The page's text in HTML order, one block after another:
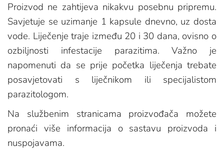
Proizvod ne zahtijeva nikakvu posebnu pripremu.
Savjetuje se uzimanje 1 kapsule dnevno, uz dosta
vode. Liječenje traje između 20 i 30 dana, ovisno o
ozbiljnosti infestacije parazitima. Važno je
napomenuti da se prije početka liječenja trebate
posavjetovati s liječnikom ili specijalistom
parazitologom.
Na službenim stranicama proizvođača možete
pronaći više informacija o sastavu proizvoda i
nuspojavama.